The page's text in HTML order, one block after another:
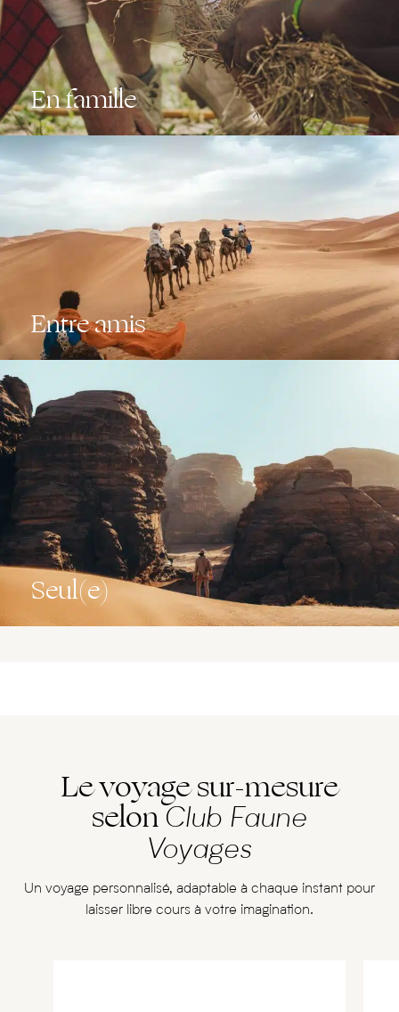
En famille
Entre amis
Seul(e)
Le voyage sur-mesure
selonClub Faune
Voyages
Un voyage personnalisé, adaptable à chaque instant pour
laisser libre cours à votre imagination.